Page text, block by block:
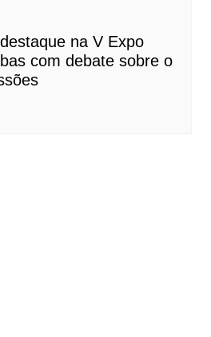
na V Expo
com debate sobre o